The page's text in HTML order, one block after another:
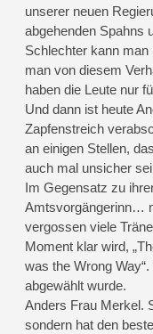
unserer neuen
abgehenden Spahns
Schlechter kann
man von diesem
haben die Leute nur
Und dann ist heute
Zapfenstreich
an einigen Stellen,
auch mal unsicher
Im Gegensatz zu
Amtsvorgängerinn…
vergossen viele
Moment klar wird,
was the Wrong
abgewählt wurde.
Anders Frau Merkel.
sondern hat den